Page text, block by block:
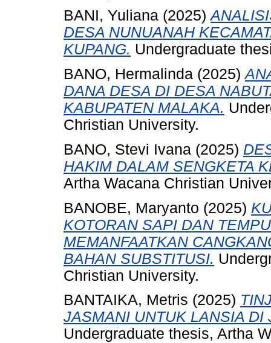
BANI, Yuliana (2025)
DESA NUNUANAH
KUPANG. Undergraduate
BANO, Hermalinda (2025)
DANA DESA DI DESA
KABUPATEN MALAKA.
Christian University.
BANO, Stevi Ivana (2025)
HAKIM DALAM SENGKETA
Artha Wacana Christian
BANOBE, Maryanto (2025)
KOTORAN SAPI DAN
MEMANFAATKAN
BAHAN SUBSTITUSI.
Christian University.
BANTAIKA, Metris (2025)
JASMANI UNTUK LANSIA DI
Undergraduate thesis, Artha